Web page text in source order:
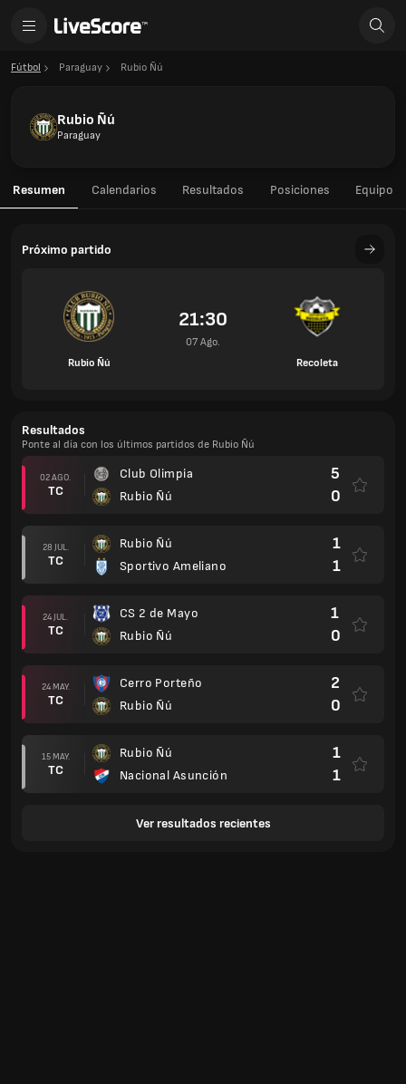
Fútbol Paraguay Rubio Ñú
Rubio Ñú
Paraguay
Resumen Calendarios Resultados Posiciones Equipo
Próximo partido
Rubio Ñú
21:30
07 Ago.
Recoleta
Resultados
Ponte al día con los últimos partidos de Rubio Ñú
02 AGO.
TC
Club Olimpia
Rubio Ñú
5
0
28 JUL.
TC
Rubio Ñú
Sportivo Ameliano
1
1
24 JUL.
TC
CS 2 de Mayo
Rubio Ñú
1
0
24 MAY.
TC
Cerro Porteño
Rubio Ñú
2
0
15 MAY.
TC
Rubio Ñú
Nacional Asunción
1
1
Ver resultados recientes